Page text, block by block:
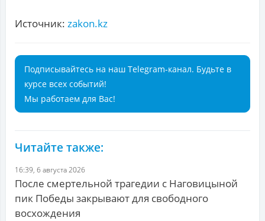
Источник: zakon.kz
Подписывайтесь на наш Telegram-канал. Будьте в
курсе всех событий!
Мы работаем для Вас!
Читайте также:
16:39, 6 августа 2026
После смертельной трагедии с Наговицыной
пик Победы закрывают для свободного
восхождения